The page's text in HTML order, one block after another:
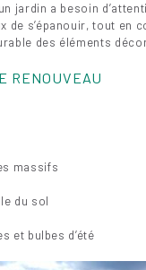
jardin a besoin
de s’épanouir, tout en
des éléments
RENOUVEAU
massifs
du sol
et bulbes d’été